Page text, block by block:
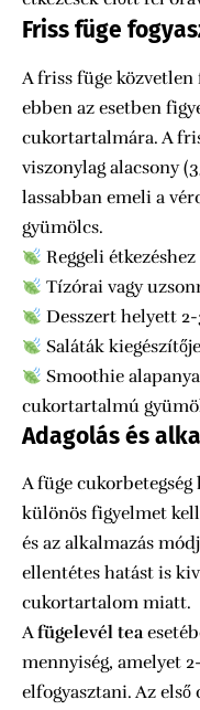
Friss füge
A friss füge közvetlen
ebben az esetben
cukortartalmára. A
viszonylag alacsony
lassabban emeli a
gyümölcs.
Reggeli
Tízórai vagy
Desszert helyett
Saláták
Smoothie
cukortartalmú
Adagolás és
A füge
különös figyelmet
és az alkalmazás
ellentétes hatást is
cukortartalom miatt.
Afügelevél tea
mennyiség, amelyet
elfogyasztani. Az első